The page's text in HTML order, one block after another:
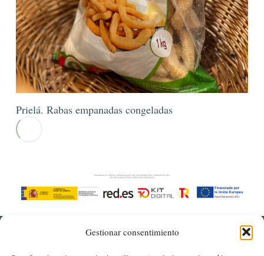
Gestionar consentimiento
Prielá. Rabas empanadas congeladas